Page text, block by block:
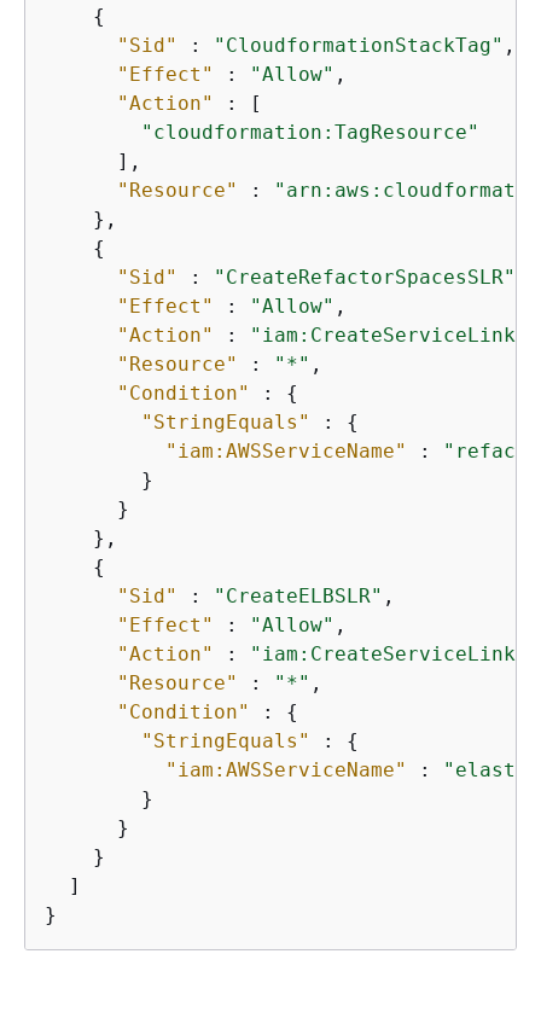
{
"Sid"
: "CloudformationStackTag" ,
"Effect"
: "Allow" ,
"Action"
: [
"cloudformation:TagResource"
      ],
"Resource"
:
    },
{
"Sid"
: "CreateRefactorSpacesSLR"
"Effect"
: "Allow" ,
"Action"
:
"Resource"
: "*" ,
"Condition"
: {
"StringEquals"
: {
"iam:AWSServiceName"
:
        }
      }
    },
{
"Sid"
: "CreateELBSLR" ,
"Effect"
: "Allow" ,
"Action"
:
"Resource"
: "*" ,
"Condition"
: {
"StringEquals"
: {
"iam:AWSServiceName"
:
        }
      }
    }
  ]
}